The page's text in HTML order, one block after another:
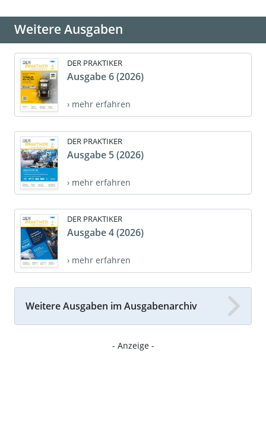
Weitere Ausgaben
DER PRAKTIKER
Ausgabe 6 (2026)
› mehr erfahren
DER PRAKTIKER
Ausgabe 5 (2026)
› mehr erfahren
DER PRAKTIKER
Ausgabe 4 (2026)
› mehr erfahren
Weitere Ausgaben im Ausgabenarchiv
- Anzeige -